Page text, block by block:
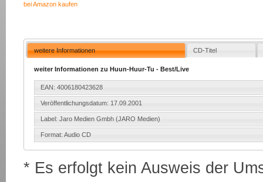
bei Amazon kaufen
weitere Informationen CD-Titel
weiter Informationen zu Huun-Huur-Tu - Best/Live
EAN: 4006180423628
Veröffentlichungsdatum: 17.09.2001
Label: Jaro Medien Gmbh (JARO Medien)
Format: Audio CD
* Es erfolgt kein Ausweis der